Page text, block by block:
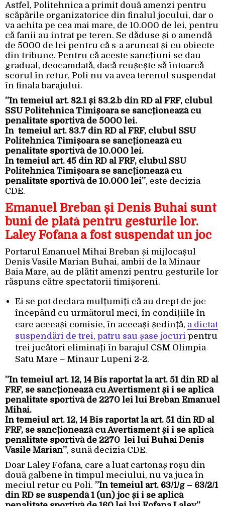
Astfel, Politehnica a primit două amenzi pentru
scăpările organizatorice din finalul jocului, dar o
va achita pe cea mai mare, de 10.000 de lei, pentru
că fanii au intrat pe teren. Se dăduse și o amendă
de 5000 de lei pentru că s-a aruncat și cu obiecte
din tribune. Pentru că aceste sancțiuni se dau
gradual, deocamdată, dacă reușește să întoarcă
scorul în retur, Poli nu va avea terenul suspendat
în finala barajului.
”În temeiul art. 82.1 și 83.2.b din RD al FRF, clubul
SSU Politehnica Timișoara se sancționează cu
penalitate sportivă de 5000 lei.
În temeiul art. 83.7 din RD al FRF, clubul SSU
Politehnica Timișoara se sancționează cu
penalitate sportivă de 10.000 lei.
În temeiul art. 45 din RD al FRF, clubul SSU
Politehnica Timișoara se sancționează cu
penalitate sportivă de 10.000 lei”, este decizia
CDE.
Emanuel Breban și Denis Buhai sunt
buni de plată pentru gesturile lor.
Laley Fofana a fost suspendat un joc
Portarul Emanuel Mihai Breban și mijlocașul
Denis Vasile Marian Buhai, ambii de la Minaur
Baia Mare, au de plătit amenzi pentru gesturile lor
răspuns către spectatorii timișoreni.
Ei se pot declara mulțumiți că au drept de joc
începând cu următorul meci, în condițiile în
care aceeași comisie, în aceeași ședință, a dictat
suspendări de trei, patru sau șase jocuri pentru
trei jucători eliminați în barajul CSM Olimpia
Satu Mare – Minaur Lupeni 2-2.
”În temeiul art. 12, 14 Bis raportat la art. 51 din RD al
FRF, se sancționează cu Avertisment și i se aplică
penalitate sportivă de 2270 lei lui Breban Emanuel
Mihai.
În temeiul art. 12, 14 Bis raportat la art. 51 din RD al
FRF, se sancționează cu Avertisment și i se aplică
penalitate sportivă de 2270 lei lui Buhai Denis
Vasile Marian”, sună decizia CDE.
Doar Laley Fofana, care a luat cartonaș roșu din
două galbene în timpul meciului, nu va juca în
meciul retur cu Poli. ”În temeiul art. 63/1/g – 63/2/1
din RD se suspendă 1 (un) joc și i se aplică